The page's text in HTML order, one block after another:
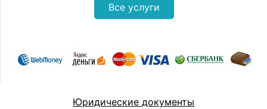
Все услуги
Юридические документы